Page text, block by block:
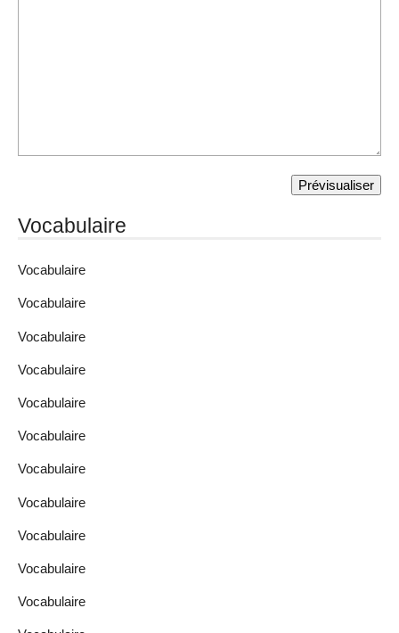
Vocabulaire
Vocabulaire
Vocabulaire
Vocabulaire
Vocabulaire
Vocabulaire
Vocabulaire
Vocabulaire
Vocabulaire
Vocabulaire
Vocabulaire
Vocabulaire